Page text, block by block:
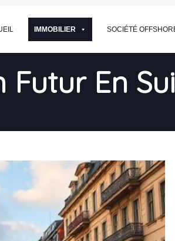
IMMOBILIER SOCIÉTÉ
En